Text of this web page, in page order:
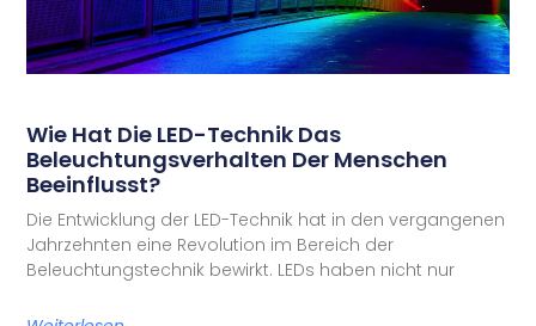
Wie Hat Die LED-Technik Das
Beleuchtungsverhalten Der Menschen
Beeinflusst?
Die Entwicklung der LED-Technik hat in den vergangenen
Jahrzehnten eine Revolution im Bereich der
Beleuchtungstechnik bewirkt. LEDs haben nicht nur